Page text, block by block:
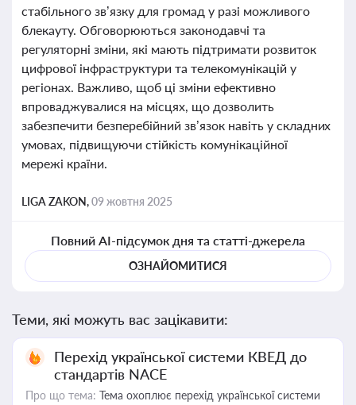
стабільного зв’язку для громад у разі можливого
блекауту. Обговорюються законодавчі та
регуляторні зміни, які мають підтримати розвиток
цифрової інфраструктури та телекомунікацій у
регіонах. Важливо, щоб ці зміни ефективно
впроваджувалися на місцях, що дозволить
забезпечити безперебійний зв’язок навіть у складних
умовах, підвищуючи стійкість комунікаційної
мережі країни.
LIGA ZAKON,09 жовтня 2025
Повний AI-підсумок дня та статті-джерела
ОЗНАЙОМИТИСЯ
Теми, які можуть вас зацікавити:
Перехід української системи КВЕД до
стандартів NACE
Про що тема: Тема охоплює перехід української системи